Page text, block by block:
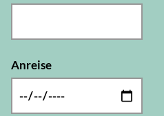
Anreise